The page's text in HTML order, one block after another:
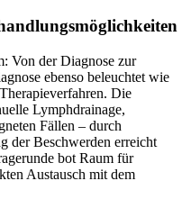
Von der Diagnose zur
ebenso beleuchtet wie
Die
Lymphdrainage,
Fällen – durch
der Beschwerden erreicht
bot Raum für
Austausch mit dem